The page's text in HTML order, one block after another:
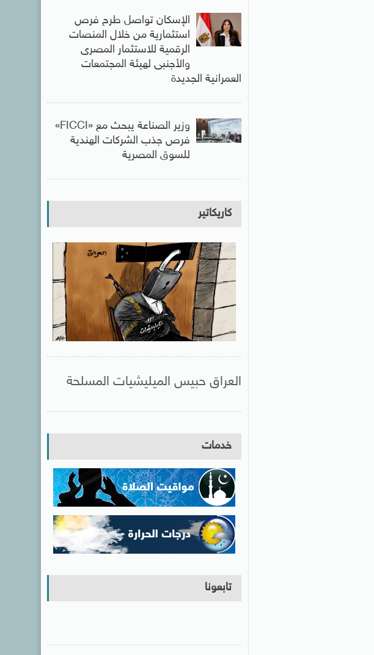
الإسكان تواصل طرح فرص
استثمارية من خلال المنصات
الرقمية للاستثمار المصرى
والأجنبى لهيئة المجتمعات
العمرانية الجديدة
وزير الصناعة يبحث مع «FICCI»
فرص جذب الشركات الهندية
للسوق المصرية
كاريكاتير
العراق حبيس الميليشيات المسلحة
خدمات
تابعونا